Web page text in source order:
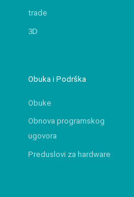
trade
3D
Obuka i Podrška
Obuke
Obnova programskog
ugovora
Preduslovi za hardware